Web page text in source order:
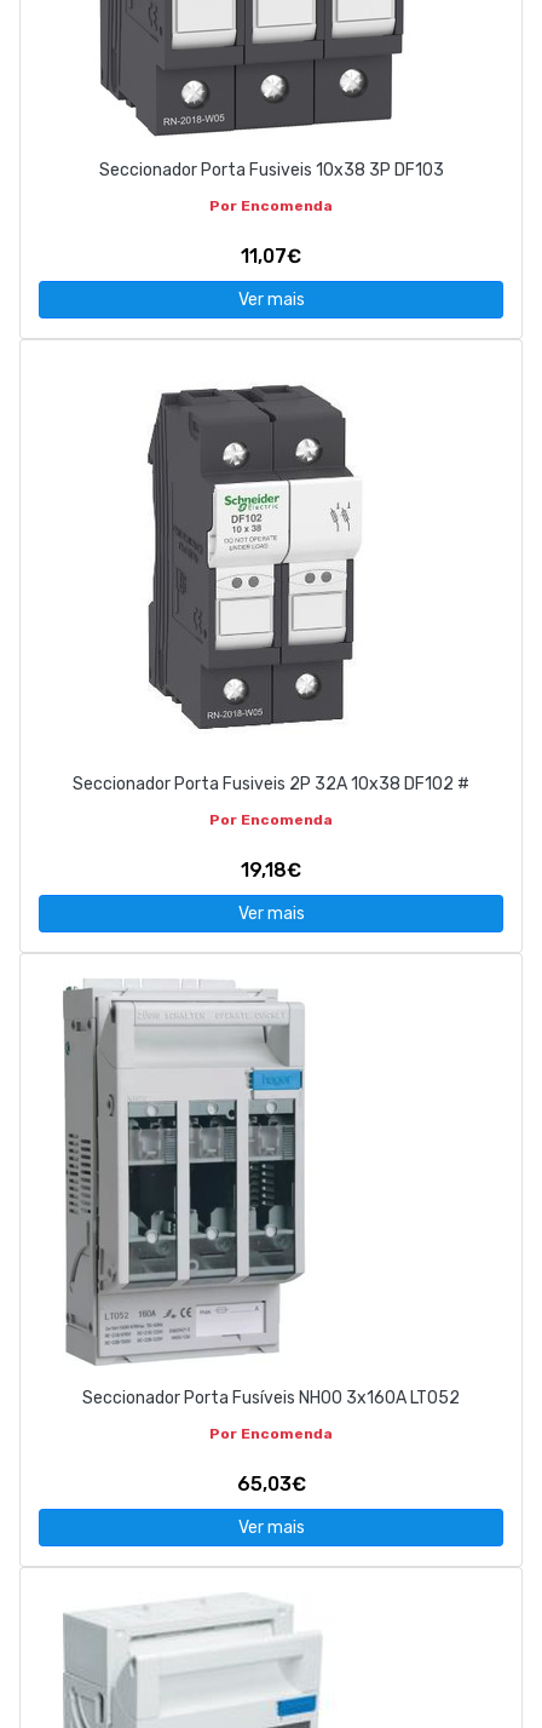
Seccionador Porta Fusiveis 10x38 3P DF103
Por Encomenda
11,07€
Ver mais
Seccionador Porta Fusiveis 2P 32A 10x38 DF102 #
Por Encomenda
19,18€
Ver mais
Seccionador Porta Fusíveis NH00 3x160A LT052
Por Encomenda
65,03€
Ver mais